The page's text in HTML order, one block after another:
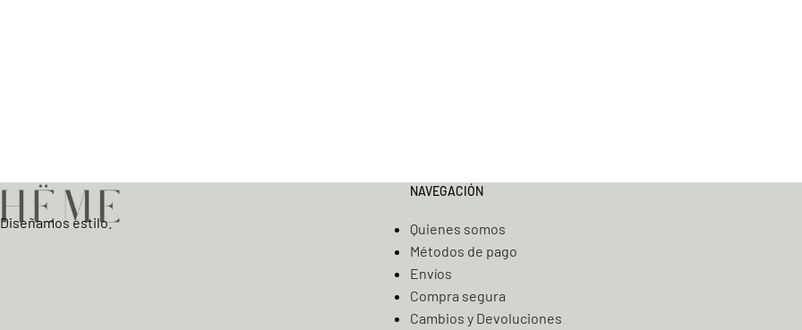
Diseñamos estilo.
NAVEGACIÓN
Quienes somos
Métodos de pago
Envíos
Compra segura
Cambios y Devoluciones